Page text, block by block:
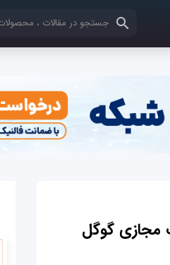
کلمات کلیدی خود را وارد کنید